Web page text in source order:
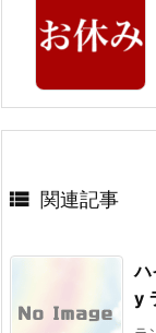
 関連記事
y